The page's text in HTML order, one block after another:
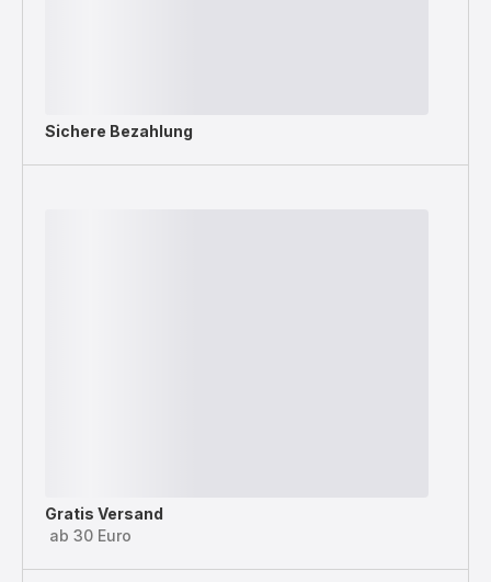
Sichere Bezahlung
Gratis Versand
ab 30 Euro